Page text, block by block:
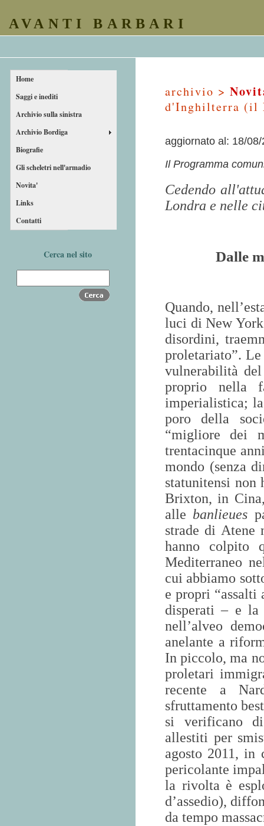
AVANTI BARBARI
Home
Saggi e inediti
Archivio sulla sinistra
Archivio Bordiga
Biografie
Gli scheletri nell'armadio
Novita'
Links
Contatti
Cerca nel sito
archivio >
d'Inghilterra (il
aggiornato al: 18/08/
Il Programma
Cedendo
Londra e nelle
Dalle
Quando,
luci di New
disordini,
proletariato”.
vulnerabilità
proprio nella
imperialistica;
poro della
“migliore dei
trentacinque
mondo (senza
statunitensi non
Brixton, in
alle banlieues
strade di Atene
hanno colpito
Mediterraneo
cui abbiamo
e propri “assalti
disperati – e la
nell’alveo
anelante a
In piccolo, ma
proletari
recente a
sfruttamento
si verificano
allestiti per
agosto 2011, in
pericolante
la rivolta è
d’assedio),
da tempo